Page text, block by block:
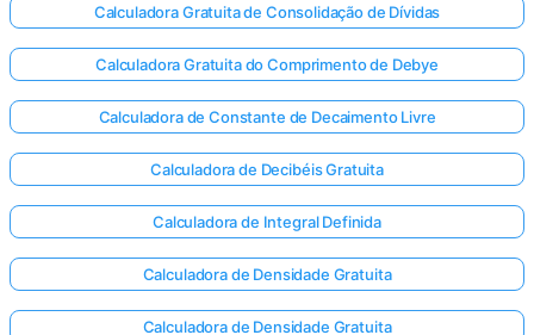
Calculadora Gratuita de Consolidação de Dívidas
Calculadora Gratuita do Comprimento de Debye
Calculadora de Constante de Decaimento Livre
Calculadora de Decibéis Gratuita
Calculadora de Integral Definida
Calculadora de Densidade Gratuita
Calculadora de Densidade Gratuita